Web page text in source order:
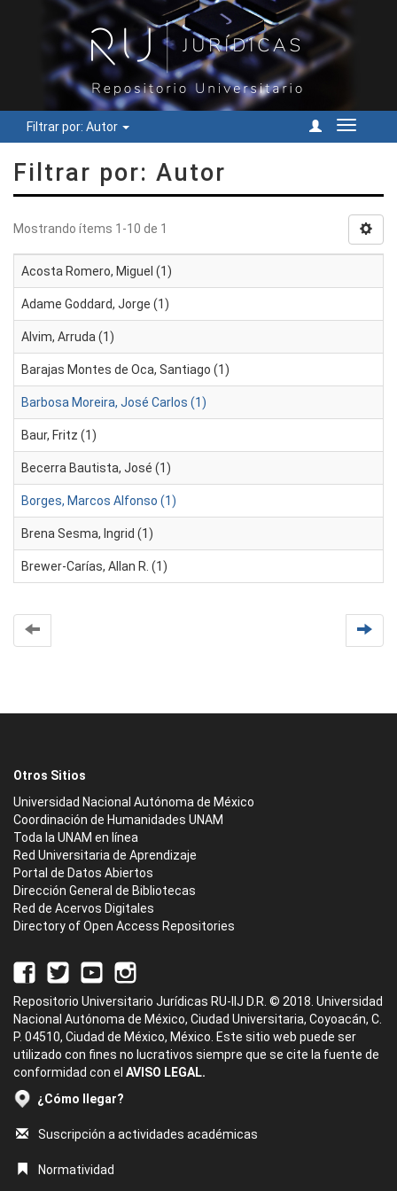
Filtrar por: Autor
Cambiar
Filtrar por: Autor
Mostrando ítems 1-10 de 1
Acosta Romero, Miguel (1)
Adame Goddard, Jorge (1)
Alvim, Arruda (1)
Barajas Montes de Oca, Santiago (1)
Barbosa Moreira, José Carlos (1)
Baur, Fritz (1)
Becerra Bautista, José (1)
Borges, Marcos Alfonso (1)
Brena Sesma, Ingrid (1)
Brewer-Carías, Allan R. (1)
Otros Sitios
Universidad Nacional Autónoma de México
Coordinación de Humanidades UNAM
Toda la UNAM en línea
Red Universitaria de Aprendizaje
Portal de Datos Abiertos
Dirección General de Bibliotecas
Red de Acervos Digitales
Directory of Open Access Repositories
Repositorio Universitario Jurídicas RU-IIJ D.R. © 2018. Universidad
Nacional Autónoma de México, Ciudad Universitaria, Coyoacán, C.
P. 04510, Ciudad de México, México. Este sitio web puede ser
utilizado con fines no lucrativos siempre que se cite la fuente de
conformidad con el AVISO LEGAL.
¿Cómo llegar?
Suscripción a actividades académicas
Normatividad